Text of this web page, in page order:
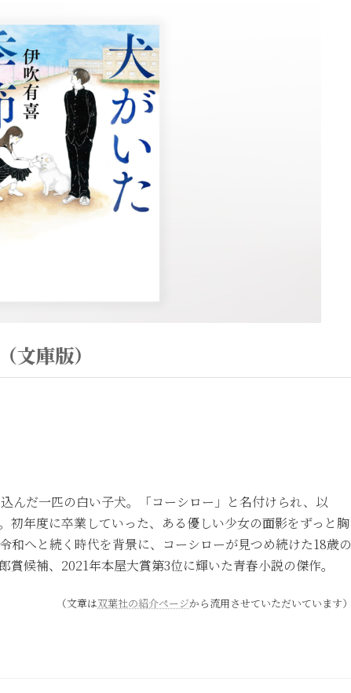
文庫版）
んだ一匹の白い子犬。「コーシロー」と名付けられ、以
初年度に卒業していった、ある優しい少女の面影をずっと胸
へと続く時代を背景に、コーシローが見つめ続けた18歳の
候補、2021年本屋大賞第3位に輝いた青春小説の傑作。
（文章は双葉社の紹介ページから流用させていただいています）